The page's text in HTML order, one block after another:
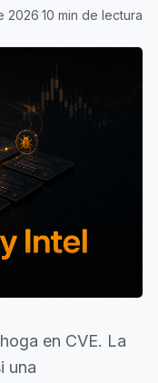
2026·10 min de lectura
en CVE. La
una